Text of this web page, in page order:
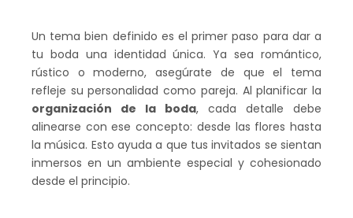
Un tema bien definido es el primer paso para dar a
tu boda una identidad única. Ya sea romántico,
rústico o moderno, asegúrate de que el tema
refleje su personalidad como pareja. Al planificar la
organización de la boda, cada detalle debe
alinearse con ese concepto: desde las flores hasta
la música. Esto ayuda a que tus invitados se sientan
inmersos en un ambiente especial y cohesionado
desde el principio.